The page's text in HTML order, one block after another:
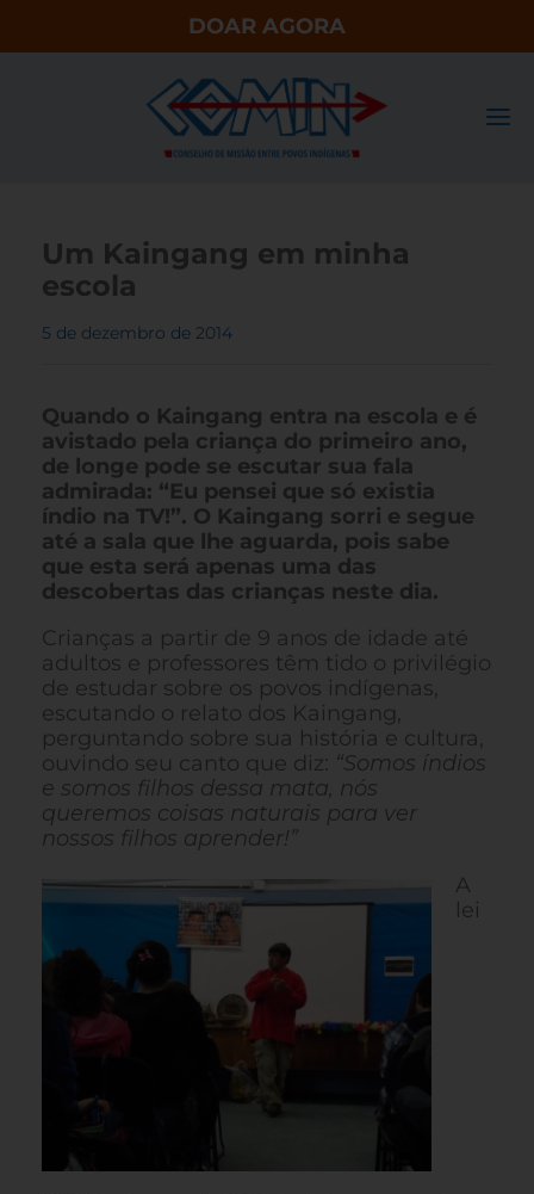
DOAR AGORA
Um Kaingang em minha
escola
5 de dezembro de 2014
Quando o Kaingang entra na escola e é
avistado pela criança do primeiro ano,
de longe pode se escutar sua fala
admirada: “Eu pensei que só existia
índio na TV!”. O Kaingang sorri e segue
até a sala que lhe aguarda, pois sabe
que esta será apenas uma das
descobertas das crianças neste dia.
Crianças a partir de 9 anos de idade até
adultos e professores têm tido o privilégio
de estudar sobre os povos indígenas,
escutando o relato dos Kaingang,
perguntando sobre sua história e cultura,
ouvindo seu canto que diz: “Somos índios
e somos filhos dessa mata, nós
queremos coisas naturais para ver
nossos filhos aprender!”
A
lei